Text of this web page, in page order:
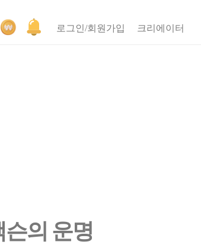
로그인/회원가입 크리에이터
의 운명